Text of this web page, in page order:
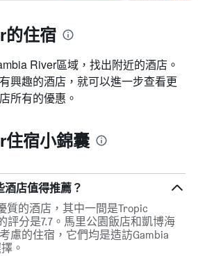
住宿
River區域，找出附近的酒店。
興趣的酒店，就可以進一步查看更
所有的優惠。
宿小錦囊
店值得推薦？
質的酒店，其中一間是Tropic
評分是7.7。馬里公園飯店和凱博海
慮的住宿，它們均是造訪Gambia
。